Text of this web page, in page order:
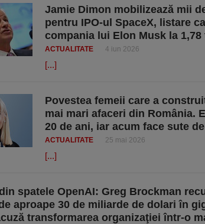
Jamie Dimon mobilizează mii
pentru IPO-ul SpaceX, listare
compania lui Elon Musk la
ACTUALITATE 4 iun 2026
[...]
Povestea femeii care a
mai mari afaceri din România.
20 de ani, iar acum face sute
ACTUALITATE 25 mai 2026
[...]
spatele OpenAI: Greg Brockman
aproape 30 de miliarde de dolari în
transformarea organizaţiei într-o